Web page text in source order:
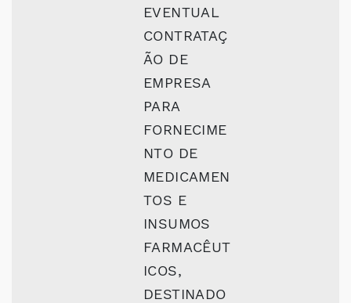
EVENTUAL
CONTRATAÇ
ÃO DE
EMPRESA
PARA
FORNECIME
NTO DE
MEDICAMEN
TOS E
INSUMOS
FARMACÊUT
ICOS,
DESTINADO